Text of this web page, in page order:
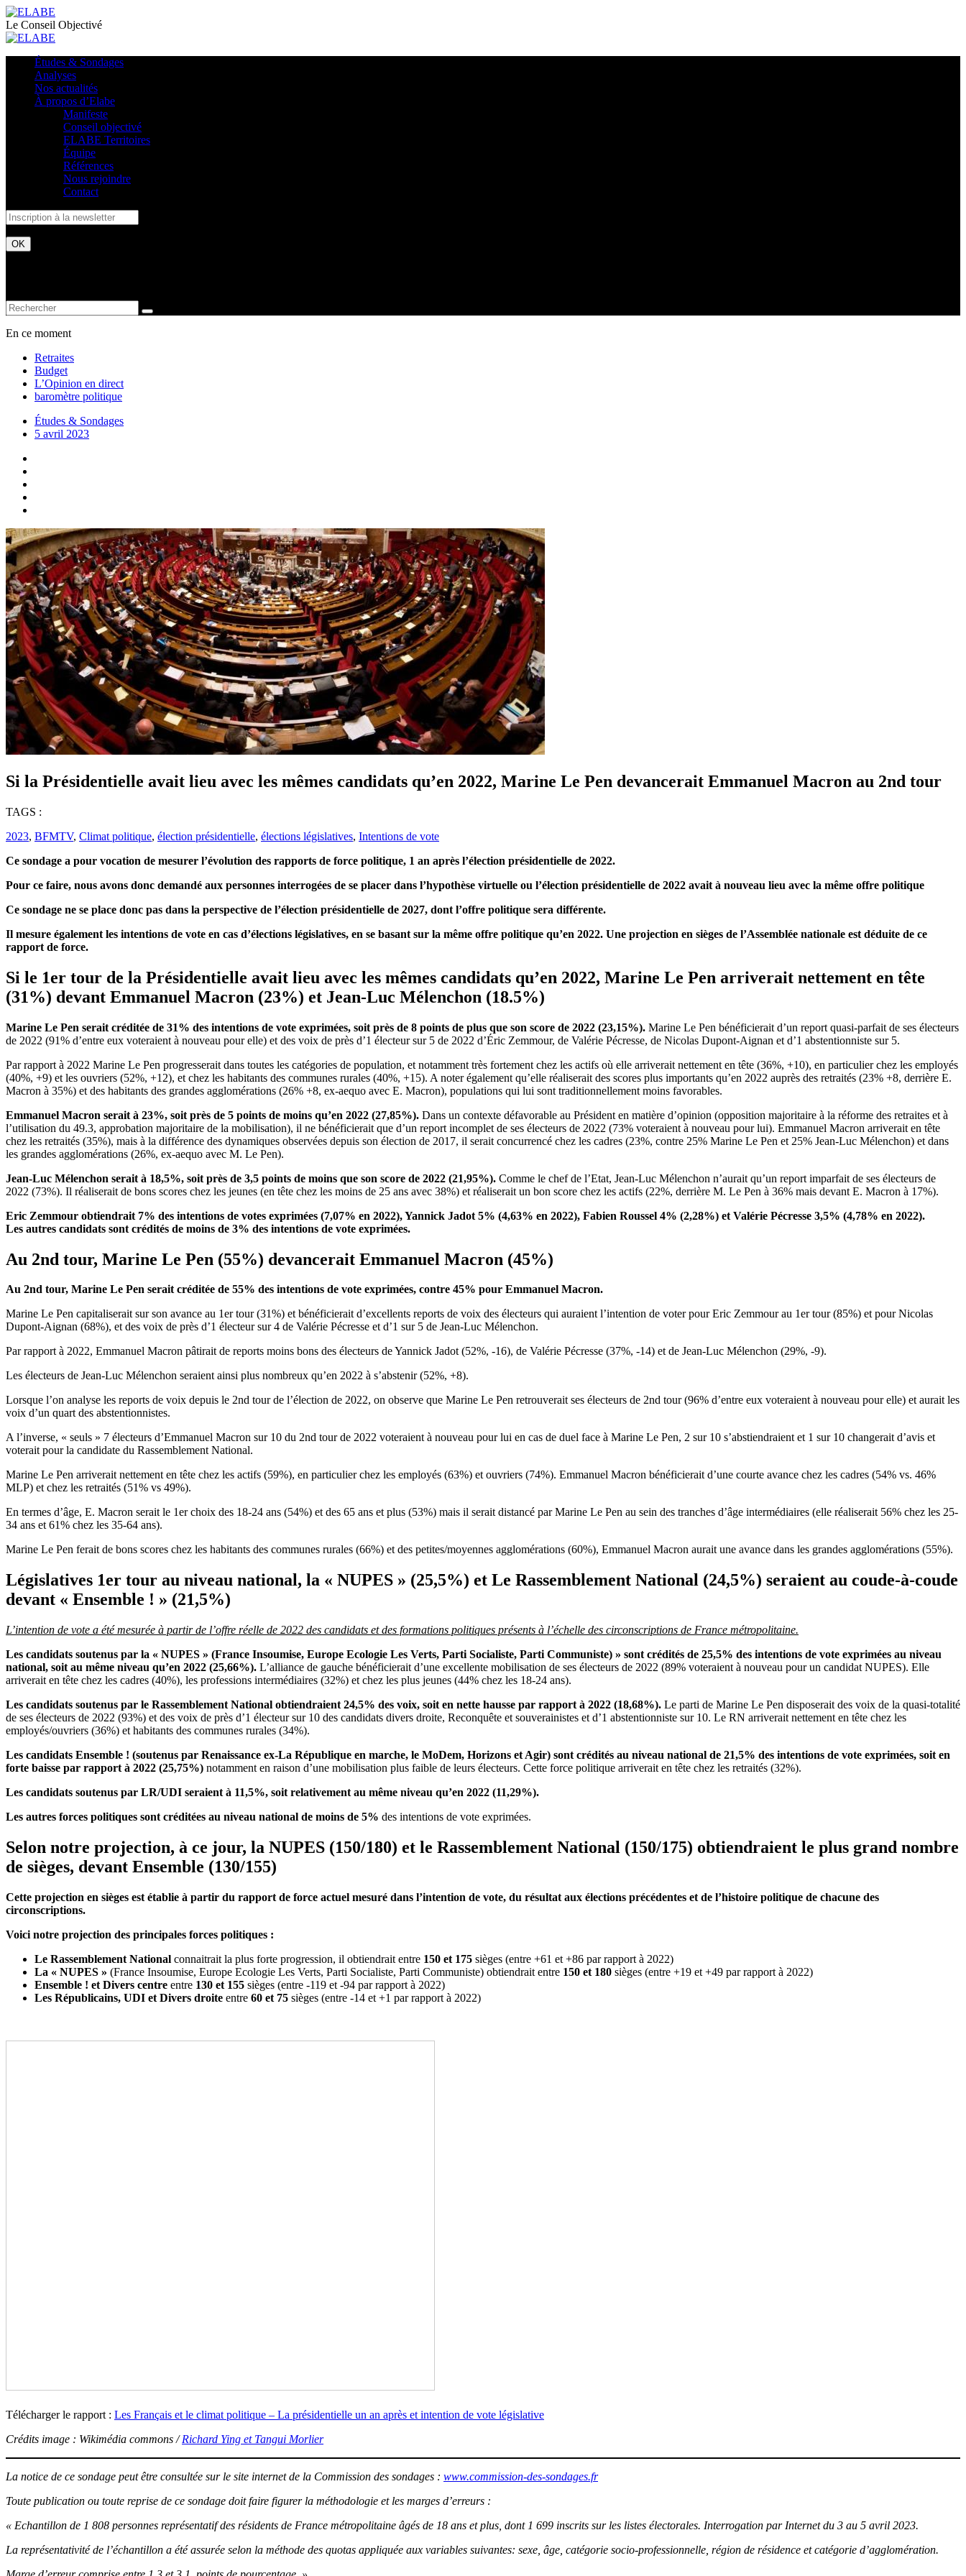
Le Conseil Objectivé
Études & Sondages
Analyses
Nos actualités
À propos d’Elabe
Manifeste
Conseil objectivé
ELABE Territoires
Équipe
Références
Nous rejoindre
Contact
En ce moment
Retraites
Budget
L’Opinion en direct
baromètre politique
Études & Sondages
5 avril 2023
Si la Présidentielle avait lieu avec les mêmes candidats qu’en 2022, Marine Le Pen devancerait Emmanuel Macron au 2nd tour
TAGS :
2023, BFMTV, Climat politique, élection présidentielle, élections législatives, Intentions de vote
Ce sondage a pour vocation de mesurer l’évolution des rapports de force politique, 1 an après l’élection présidentielle de 2022.
Pour ce faire, nous avons donc demandé aux personnes interrogées de se placer dans l’hypothèse virtuelle ou l’élection présidentielle de 2022 avait à nouveau lieu avec la même offre politique
Ce sondage ne se place donc pas dans la perspective de l’élection présidentielle de 2027, dont l’offre politique sera différente.
Il mesure également les intentions de vote en cas d’élections législatives, en se basant sur la même offre politique qu’en 2022. Une projection en sièges de l’Assemblée nationale est déduite de ce
rapport de force.
Si le 1er tour de la Présidentielle avait lieu avec les mêmes candidats qu’en 2022, Marine Le Pen arriverait nettement en tête
(31%) devant Emmanuel Macron (23%) et Jean-Luc Mélenchon (18.5%)
Marine Le Pen serait créditée de 31% des intentions de vote exprimées, soit près de 8 points de plus que son score de 2022 (23,15%). Marine Le Pen bénéficierait d’un report quasi-parfait de ses électeurs
de 2022 (91% d’entre eux voteraient à nouveau pour elle) et des voix de près d’1 électeur sur 5 de 2022 d’Éric Zemmour, de Valérie Pécresse, de Nicolas Dupont-Aignan et d’1 abstentionniste sur 5.
Par rapport à 2022 Marine Le Pen progresserait dans toutes les catégories de population, et notamment très fortement chez les actifs où elle arriverait nettement en tête (36%, +10), en particulier chez les employés
(40%, +9) et les ouvriers (52%, +12), et chez les habitants des communes rurales (40%, +15). A noter également qu’elle réaliserait des scores plus importants qu’en 2022 auprès des retraités (23% +8, derrière E.
Macron à 35%) et des habitants des grandes agglomérations (26% +8, ex-aequo avec E. Macron), populations qui lui sont traditionnellement moins favorables.
Emmanuel Macron serait à 23%, soit près de 5 points de moins qu’en 2022 (27,85%). Dans un contexte défavorable au Président en matière d’opinion (opposition majoritaire à la réforme des retraites et à
l’utilisation du 49.3, approbation majoritaire de la mobilisation), il ne bénéficierait que d’un report incomplet de ses électeurs de 2022 (73% voteraient à nouveau pour lui). Emmanuel Macron arriverait en tête
chez les retraités (35%), mais à la différence des dynamiques observées depuis son élection de 2017, il serait concurrencé chez les cadres (23%, contre 25% Marine Le Pen et 25% Jean-Luc Mélenchon) et dans
les grandes agglomérations (26%, ex-aequo avec M. Le Pen).
Jean-Luc Mélenchon serait à 18,5%, soit près de 3,5 points de moins que son score de 2022 (21,95%). Comme le chef de l’Etat, Jean-Luc Mélenchon n’aurait qu’un report imparfait de ses électeurs de
2022 (73%). Il réaliserait de bons scores chez les jeunes (en tête chez les moins de 25 ans avec 38%) et réaliserait un bon score chez les actifs (22%, derrière M. Le Pen à 36% mais devant E. Macron à 17%).
Eric Zemmour obtiendrait 7% des intentions de votes exprimées (7,07% en 2022), Yannick Jadot 5% (4,63% en 2022), Fabien Roussel 4% (2,28%) et Valérie Pécresse 3,5% (4,78% en 2022).
Les autres candidats sont crédités de moins de 3% des intentions de vote exprimées.
Au 2nd tour, Marine Le Pen (55%) devancerait Emmanuel Macron (45%)
Au 2nd tour, Marine Le Pen serait créditée de 55% des intentions de vote exprimées, contre 45% pour Emmanuel Macron.
Marine Le Pen capitaliserait sur son avance au 1er tour (31%) et bénéficierait d’excellents reports de voix des électeurs qui auraient l’intention de voter pour Eric Zemmour au 1er tour (85%) et pour Nicolas
Dupont-Aignan (68%), et des voix de près d’1 électeur sur 4 de Valérie Pécresse et d’1 sur 5 de Jean-Luc Mélenchon.
Par rapport à 2022, Emmanuel Macron pâtirait de reports moins bons des électeurs de Yannick Jadot (52%, -16), de Valérie Pécresse (37%, -14) et de Jean-Luc Mélenchon (29%, -9).
Les électeurs de Jean-Luc Mélenchon seraient ainsi plus nombreux qu’en 2022 à s’abstenir (52%, +8).
Lorsque l’on analyse les reports de voix depuis le 2nd tour de l’élection de 2022, on observe que Marine Le Pen retrouverait ses électeurs de 2nd tour (96% d’entre eux voteraient à nouveau pour elle) et aurait les
voix d’un quart des abstentionnistes.
A l’inverse, « seuls » 7 électeurs d’Emmanuel Macron sur 10 du 2nd tour de 2022 voteraient à nouveau pour lui en cas de duel face à Marine Le Pen, 2 sur 10 s’abstiendraient et 1 sur 10 changerait d’avis et
voterait pour la candidate du Rassemblement National.
Marine Le Pen arriverait nettement en tête chez les actifs (59%), en particulier chez les employés (63%) et ouvriers (74%). Emmanuel Macron bénéficierait d’une courte avance chez les cadres (54% vs. 46%
MLP) et chez les retraités (51% vs 49%).
En termes d’âge, E. Macron serait le 1er choix des 18-24 ans (54%) et des 65 ans et plus (53%) mais il serait distancé par Marine Le Pen au sein des tranches d’âge intermédiaires (elle réaliserait 56% chez les 25-
34 ans et 61% chez les 35-64 ans).
Marine Le Pen ferait de bons scores chez les habitants des communes rurales (66%) et des petites/moyennes agglomérations (60%), Emmanuel Macron aurait une avance dans les grandes agglomérations (55%).
Législatives 1er tour au niveau national, la « NUPES » (25,5%) et Le Rassemblement National (24,5%) seraient au coude-à-coude
devant « Ensemble ! » (21,5%)
L’intention de vote a été mesurée à partir de l’offre réelle de 2022 des candidats et des formations politiques présents à l’échelle des circonscriptions de France métropolitaine.
Les candidats soutenus par la « NUPES » (France Insoumise, Europe Ecologie Les Verts, Parti Socialiste, Parti Communiste) » sont crédités de 25,5% des intentions de vote exprimées au niveau
national, soit au même niveau qu’en 2022 (25,66%). L’alliance de gauche bénéficierait d’une excellente mobilisation de ses électeurs de 2022 (89% voteraient à nouveau pour un candidat NUPES). Elle
arriverait en tête chez les cadres (40%), les professions intermédiaires (32%) et chez les plus jeunes (44% chez les 18-24 ans).
Les candidats soutenus par le Rassemblement National obtiendraient 24,5% des voix, soit en nette hausse par rapport à 2022 (18,68%). Le parti de Marine Le Pen disposerait des voix de la quasi-totalité
de ses électeurs de 2022 (93%) et des voix de près d’1 électeur sur 10 des candidats divers droite, Reconquête et souverainistes et d’1 abstentionniste sur 10. Le RN arriverait nettement en tête chez les
employés/ouvriers (36%) et habitants des communes rurales (34%).
Les candidats Ensemble ! (soutenus par Renaissance ex-La République en marche, le MoDem, Horizons et Agir) sont crédités au niveau national de 21,5% des intentions de vote exprimées, soit en
forte baisse par rapport à 2022 (25,75%) notamment en raison d’une mobilisation plus faible de leurs électeurs. Cette force politique arriverait en tête chez les retraités (32%).
Les candidats soutenus par LR/UDI seraient à 11,5%, soit relativement au même niveau qu’en 2022 (11,29%).
Les autres forces politiques sont créditées au niveau national de moins de 5% des intentions de vote exprimées.
Selon notre projection, à ce jour, la NUPES (150/180) et le Rassemblement National (150/175) obtiendraient le plus grand nombre
de sièges, devant Ensemble (130/155)
Cette projection en sièges est établie à partir du rapport de force actuel mesuré dans l’intention de vote, du résultat aux élections précédentes et de l’histoire politique de chacune des
circonscriptions.
Voici notre projection des principales forces politiques :
Le Rassemblement National connaitrait la plus forte progression, il obtiendrait entre 150 et 175 sièges (entre +61 et +86 par rapport à 2022)
La « NUPES » (France Insoumise, Europe Ecologie Les Verts, Parti Socialiste, Parti Communiste) obtiendrait entre 150 et 180 sièges (entre +19 et +49 par rapport à 2022)
Ensemble ! et Divers centre entre 130 et 155 sièges (entre -119 et -94 par rapport à 2022)
Les Républicains, UDI et Divers droite entre 60 et 75 sièges (entre -14 et +1 par rapport à 2022)
Télécharger le rapport : Les Français et le climat politique – La présidentielle un an après et intention de vote législative
Crédits image : Wikimédia commons /Richard Ying et Tangui Morlier
La notice de ce sondage peut être consultée sur le site internet de la Commission des sondages : www.commission-des-sondages.fr
Toute publication ou toute reprise de ce sondage doit faire figurer la méthodologie et les marges d’erreurs :
« Echantillon de 1 808 personnes représentatif des résidents de France métropolitaine âgés de 18 ans et plus, dont 1 699 inscrits sur les listes électorales. Interrogation par Internet du 3 au 5 avril 2023.
La représentativité de l’échantillon a été assurée selon la méthode des quotas appliquée aux variables suivantes: sexe, âge, catégorie socio-professionnelle, région de résidence et catégorie d’agglomération.